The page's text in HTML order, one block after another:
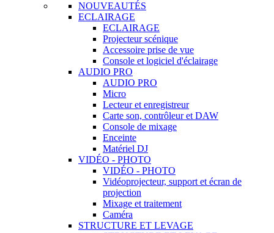
NOUVEAUTÉS
ECLAIRAGE
ECLAIRAGE
Projecteur scénique
Accessoire prise de vue
Console et logiciel d'éclairage
AUDIO PRO
AUDIO PRO
Micro
Lecteur et enregistreur
Carte son, contrôleur et DAW
Console de mixage
Enceinte
Matériel DJ
VIDÉO - PHOTO
VIDÉO - PHOTO
Vidéoprojecteur, support et écran de
projection
Mixage et traitement
Caméra
STRUCTURE ET LEVAGE